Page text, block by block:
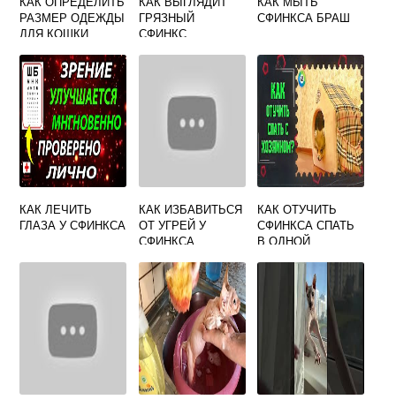
РАЗМЕР ОДЕЖДЫ
ДЛЯ КОШКИ
ГРЯЗНЫЙ
СФИНКС
СФИНКСА БРАШ
КАК ЛЕЧИТЬ
ГЛАЗА У СФИНКСА
КАК ИЗБАВИТЬСЯ
ОТ УГРЕЙ У
СФИНКСА
КАК ОТУЧИТЬ
СФИНКСА СПАТЬ
В ОДНОЙ
ХОЗЯИНОМ